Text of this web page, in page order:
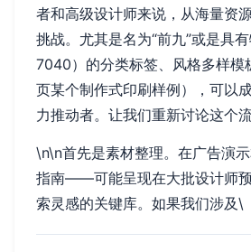
者和高级设计师来说，从海量资
挑战。尤其是名为“前九”或是具
7040）的分类标签、风格多样模
页某个制作式印刷样例），可以
力推动者。让我们重新讨论这个流
\n\n首先是素材整理。在广告演
指南——可能呈现在大批设计师
索灵感的关键库。如果我们涉及\